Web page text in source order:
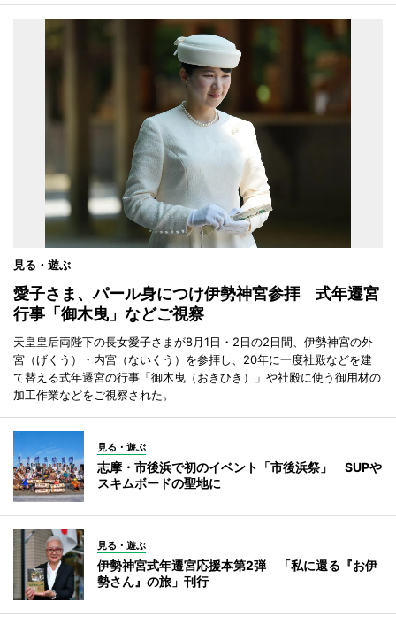
見る・遊ぶ
愛子さま、パール身につけ伊勢神宮参拝 式年遷宮
行事「御木曳」などご視察
天皇皇后両陛下の長女愛子さまが8月1日・2日の2日間、伊勢神宮の外
宮（げくう）・内宮（ないくう）を参拝し、20年に一度社殿などを建
て替える式年遷宮の行事「御木曳（おきひき）」や社殿に使う御用材の
加工作業などをご視察された。
見る・遊ぶ
志摩・市後浜で初のイベント「市後浜祭」 SUPや
スキムボードの聖地に
見る・遊ぶ
伊勢神宮式年遷宮応援本第2弾 「私に還る『お伊
勢さん』の旅」刊行